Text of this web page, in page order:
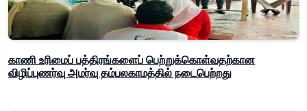
காணி உரிமைப் பத்திரங்களைப் பெற்றுக்கொள்வதற்கான
விழிப்புணர்வு அமர்வு தம்பலகாமத்தில் நடைபெற்றது